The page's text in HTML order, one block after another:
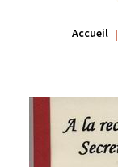
Accueil